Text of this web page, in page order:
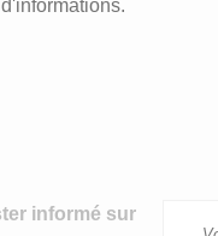
informé sur